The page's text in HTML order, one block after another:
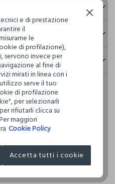
- PROCEDURA DELICATA
BIANCHERIA A TAMBURO
PIASTRA DEL FERRO
sottoposto a test chimico-
limiti che abbiamo
talvolta anche più
dalla normativa
del tuo ordine online per
che hai acquistato.
e di prestazione
il
le
di profilazione),
servono invece per
al fine di
mirati in linea con i
serve il tuo
di profilazione
per selezionarli
rifiutarli clicca su
maggiori
Cookie Policy
Accetta tutti i cookie
Continua senza accettare